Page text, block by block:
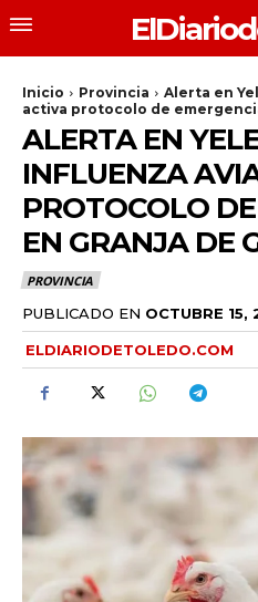
Inicio Provincia
Alerta en
activa protocolo de
ALERTA EN
INFLUENZA
PROTOCOLO
EN GRANJA DE
PROVINCIA
PUBLICADO EN OCTUBRE 15,
ELDIARIODETOLEDO.COM